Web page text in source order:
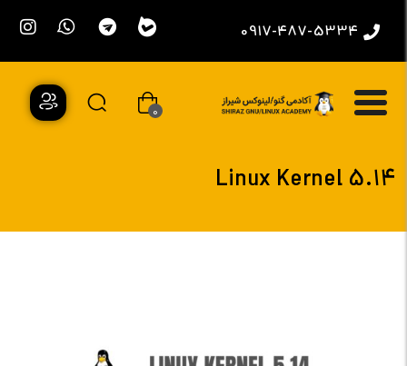
0917-487-5334
0
Linux Kernel 5.14